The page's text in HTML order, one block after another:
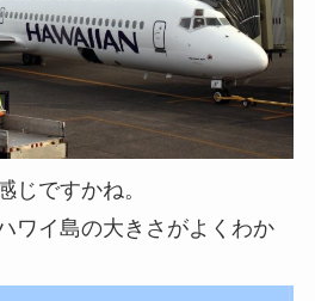
じですかね。
ワイ島の大きさがよくわか